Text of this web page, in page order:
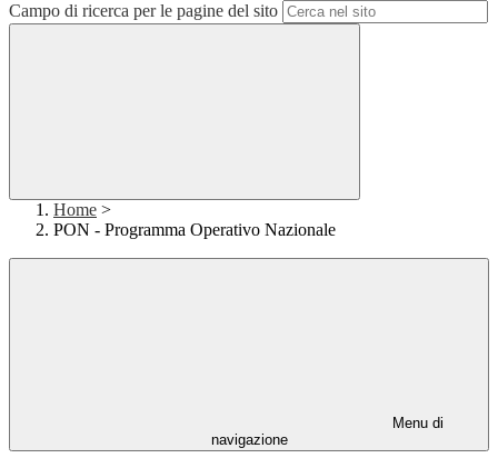
Campo di ricerca per le pagine del sito
Home >
PON - Programma Operativo Nazionale
Menu di
navigazione